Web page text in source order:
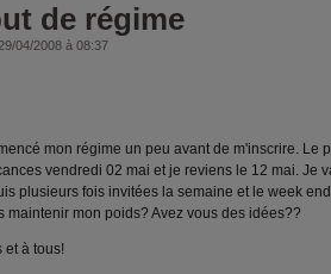
de régime
04/2008 à 08:37
mon régime un peu avant de m'inscrire. Le
vendredi 02 mai et je reviens le 12 mai. Je
plusieurs fois invitées la semaine et le week
maintenir mon poids? Avez vous des idées??
et à tous!